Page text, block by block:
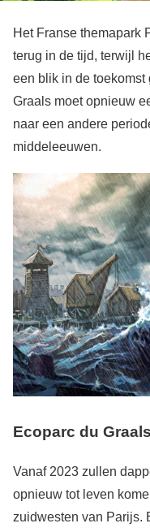
Het Franse themapark
terug in de tijd, terwijl
een blik in de toekomst
Graals moet opnieuw
naar een andere
middeleeuwen.
Ecoparc du
Vanaf 2023 zullen
opnieuw tot leven
zuidwesten van Parijs.